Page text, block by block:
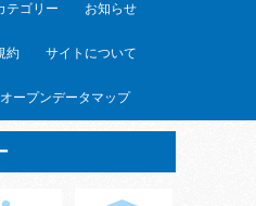
テゴリー お知らせ
約 サイトについて
オープンデータマップ